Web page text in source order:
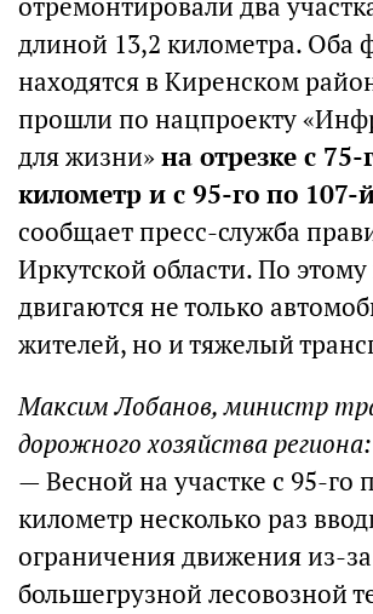
отремонтировали два
длиной 13,2 километра. Оба
находятся в Киренском
прошли по нацпроекту
для жизни»на отрезке с
километр и с 95-го по 107-
сообщает пресс-служба
Иркутской области. По этому
двигаются не только
жителей, но и тяжелый
Максим Лобанов, министр
дорожного хозяйства региона:
— Весной на участке с 95-го
километр несколько раз
ограничения движения из-
большегрузной лесовозной